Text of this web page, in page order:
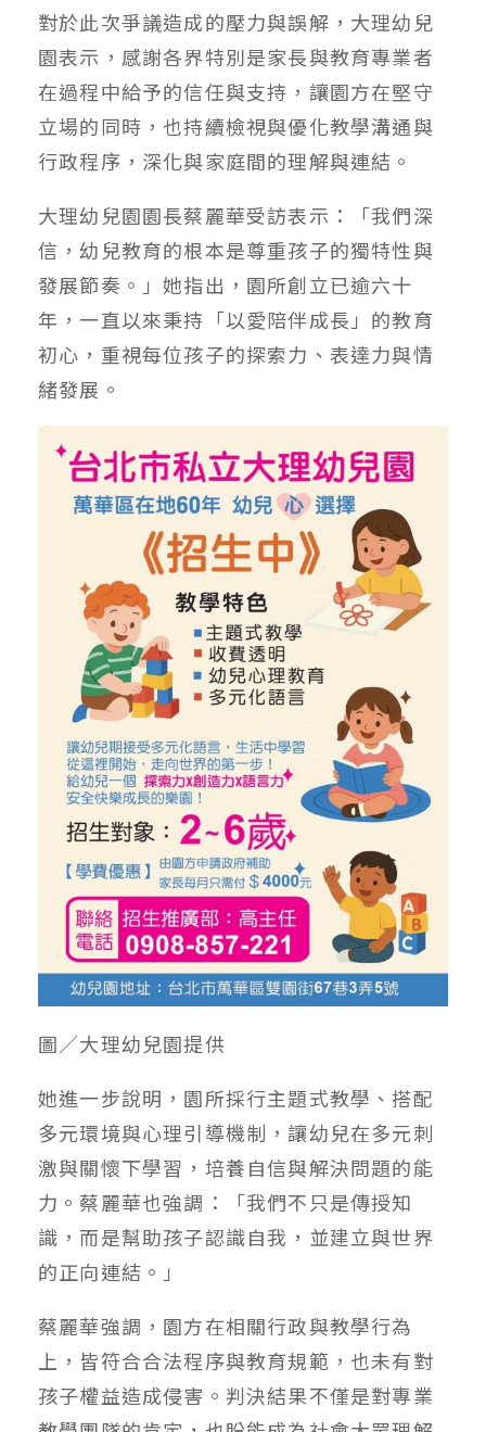
對於此次爭議造成的壓力與誤解，大理幼兒
園表示，感謝各界特別是家長與教育專業者
在過程中給予的信任與支持，讓園方在堅守
立場的同時，也持續檢視與優化教學溝通與
行政程序，深化與家庭間的理解與連結。
大理幼兒園園長蔡麗華受訪表示：「我們深
信，幼兒教育的根本是尊重孩子的獨特性與
發展節奏。」她指出，園所創立已逾六十
年，一直以來秉持「以愛陪伴成長」的教育
初心，重視每位孩子的探索力、表達力與情
緒發展。
圖／大理幼兒園提供
她進一步說明，園所採行主題式教學、搭配
多元環境與心理引導機制，讓幼兒在多元刺
激與關懷下學習，培養自信與解決問題的能
力。蔡麗華也強調：「我們不只是傳授知
識，而是幫助孩子認識自我，並建立與世界
的正向連結。」
蔡麗華強調，園方在相關行政與教學行為
上，皆符合合法程序與教育規範，也未有對
孩子權益造成侵害。判決結果不僅是對專業